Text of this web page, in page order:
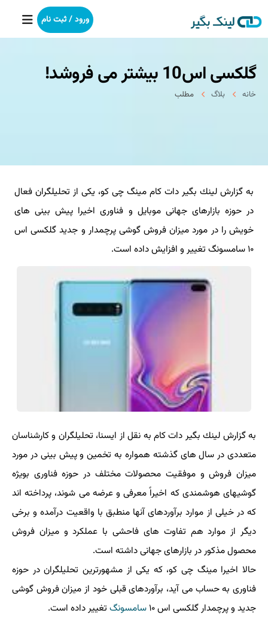
خانه
بکلینک
خدمات ما
درباره ما
آموزش
ورود / ثبت نام
گلكسی اس10 بیشتر می فروشد!
خانه بلاگ مطلب
به گزارش لینك بگیر دات كام مینگ چی كو، یكی از تحلیلگران فعال
در حوزه بازارهای جهانی موبایل و فناوری اخیرا پیش بینی های
خویش را در مورد میزان فروش گوشی پرچمدار و جدید گلكسی اس
۱۰ سامسونگ تغییر و افزایش داده است.
به گزارش لینك بگیر دات كام به نقل از ایسنا، تحلیلگران و كارشناسان
متعددی در سال های گذشته همواره به تخمین و پیش بینی در مورد
میزان فروش و موفقیت محصولات مختلف در حوزه فناوری بویژه
گوشیهای هوشمندی كه اخیراً معرفی و عرضه می شوند، پرداخته اند
كه در خیلی از موارد برآوردهای آنها منطبق با واقعیت درآمده و برخی
دیگر از موارد هم تفاوت های فاحشی با عملكرد و میزان فروش
محصول مذكور در بازارهای جهانی داشته است.
حالا اخیرا مینگ چی كو، كه یكی از مشهورترین تحلیلگران در حوزه
فناوری به حساب می آید، برآوردهای قبلی خود از میزان فروش گوشی
جدید و پرچمدار گلكسی اس ۱۰
سامسونگ تغییر داده است.